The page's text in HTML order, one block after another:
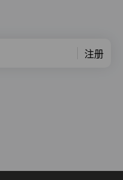
注册